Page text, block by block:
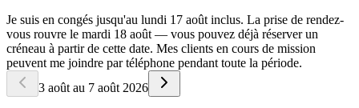
Je suis en congés jusqu'au lundi 17 août inclus. La prise de rendez-
vous rouvre le mardi 18 août — vous pouvez déjà réserver un
créneau à partir de cette date. Mes clients en cours de mission
peuvent me joindre par téléphone pendant toute la période.
3 août au 7 août 2026